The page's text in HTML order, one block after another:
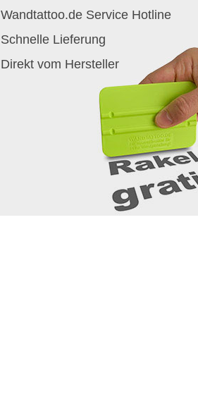
Wandtattoo.de Service Hotline
Schnelle Lieferung
Direkt vom Hersteller